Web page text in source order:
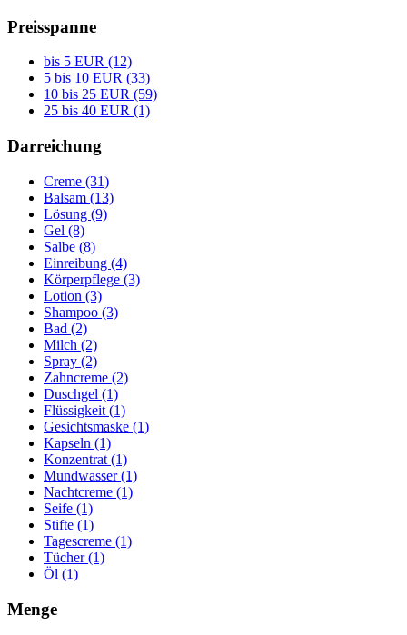
Preisspanne
bis 5 EUR (12)
5 bis 10 EUR (33)
10 bis 25 EUR (59)
25 bis 40 EUR (1)
Darreichung
Creme (31)
Balsam (13)
Lösung (9)
Gel (8)
Salbe (8)
Einreibung (4)
Körperpflege (3)
Lotion (3)
Shampoo (3)
Bad (2)
Milch (2)
Spray (2)
Zahncreme (2)
Duschgel (1)
Flüssigkeit (1)
Gesichtsmaske (1)
Kapseln (1)
Konzentrat (1)
Mundwasser (1)
Nachtcreme (1)
Seife (1)
Stifte (1)
Tagescreme (1)
Tücher (1)
Öl (1)
Menge